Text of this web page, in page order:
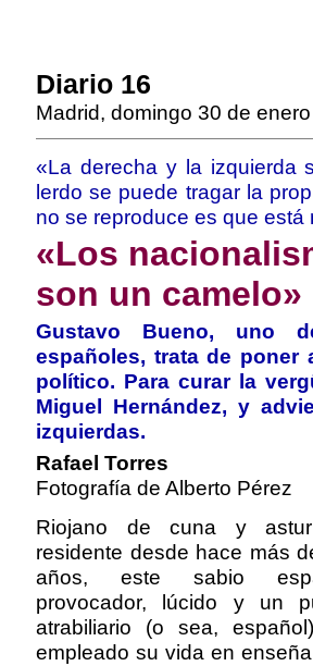
Diario 16
Madrid, domingo 30 de
«La derecha y la izquierda
lerdo se puede tragar la
no se reproduce es que está
«Los
son un camelo»
Gustavo Bueno, uno
españoles, trata de poner
político. Para curar la
Miguel Hernández, y
izquierdas.
Rafael Torres
Fotografía de Alberto Pérez
Riojano de cuna y
residente desde hace más
años, este sabio
provocador, lúcido y un
atrabiliario (o sea,
empleado su vida en